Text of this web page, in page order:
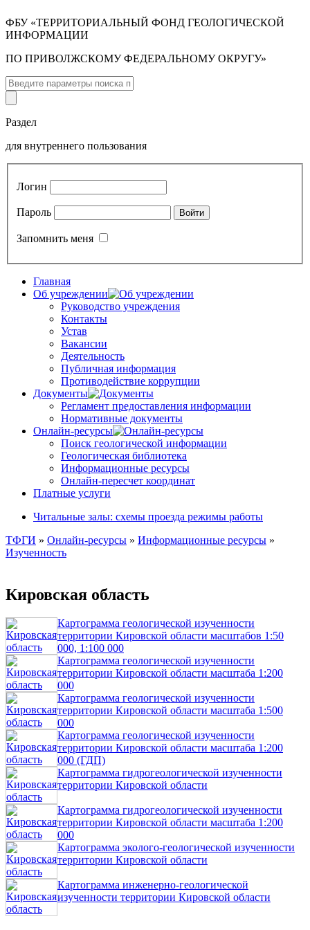
ФБУ «ТЕРРИТОРИАЛЬНЫЙ ФОНД ГЕОЛОГИЧЕСКОЙ
ИНФОРМАЦИИ
ПО ПРИВОЛЖСКОМУ ФЕДЕРАЛЬНОМУ ОКРУГУ»
Раздел
для внутреннего пользования
Логин
Пароль
Запомнить меня
Главная
Об учреждении
Руководство учреждения
Контакты
Устав
Вакансии
Деятельность
Публичная информация
Противодействие коррупции
Документы
Регламент предоставления информации
Нормативные документы
Онлайн-ресурсы
Поиск геологической информации
Геологическая библиотека
Информационные ресурсы
Онлайн-пересчет координат
Платные услуги
Читальные залы: схемы проезда режимы работы
ТФГИ » Онлайн-ресурсы » Информационные ресурсы »
Изученность
Кировская область
Картограмма геологической изученности
территории Кировской области масштабов 1:50
000, 1:100 000
Картограмма геологической изученности
территории Кировской области масштаба 1:200
000
Картограмма геологической изученности
территории Кировской области масштаба 1:500
000
Картограмма геологической изученности
территории Кировской области масштаба 1:200
000 (ГДП)
Картограмма гидрогеологической изученности
территории Кировской области
Картограмма гидрогеологической изученности
территории Кировской области масштаба 1:200
000
Картограмма эколого-геологической изученности
территории Кировской области
Картограмма инженерно-геологической
изученности территории Кировской области